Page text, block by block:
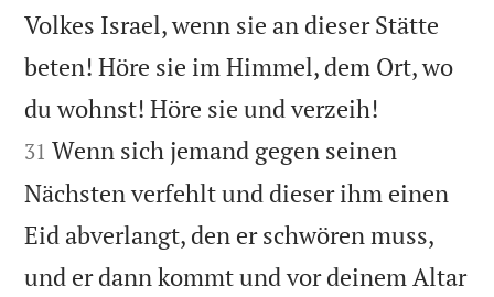
Volkes Israel, wenn sie an dieser Stätte
beten! Höre sie im Himmel, dem Ort, wo
du wohnst! Höre sie und verzeih!
31 Wenn sich jemand gegen seinen
Nächsten verfehlt und dieser ihm einen
Eid abverlangt, den er schwören muss,
und er dann kommt und vor deinem Altar